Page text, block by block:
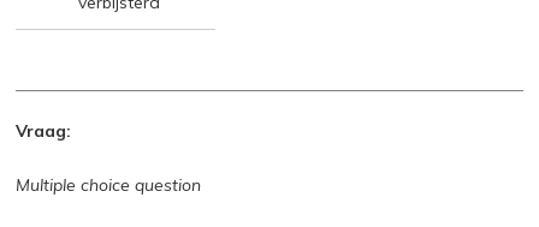
Vraag:
Multiple choice question